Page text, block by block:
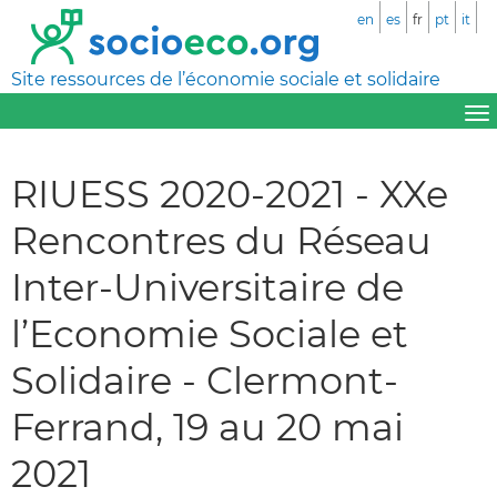
Site ressources de l’économie sociale et solidaire
en es fr pt it
RIUESS 2020-2021 - XXe
Rencontres du Réseau
Inter-Universitaire de
l’Economie Sociale et
Solidaire - Clermont-
Ferrand, 19 au 20 mai
2021